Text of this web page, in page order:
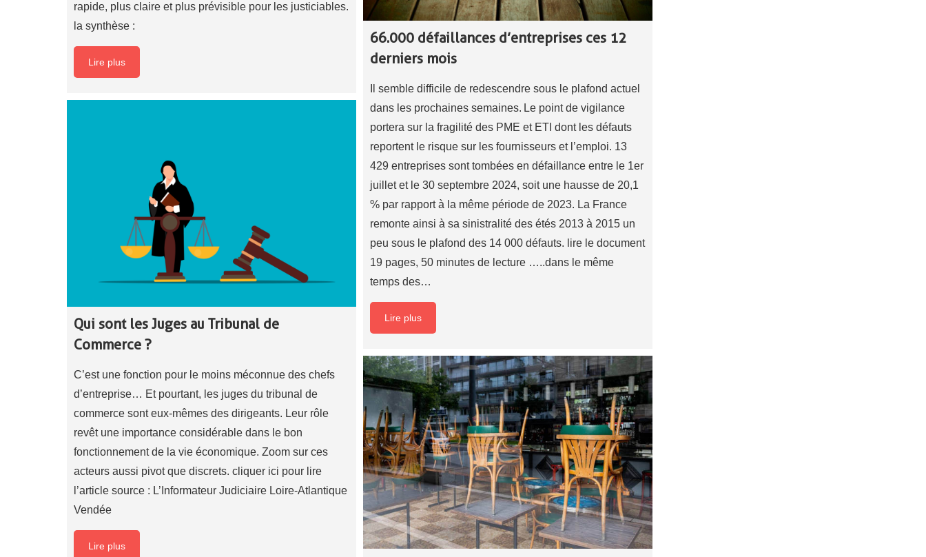
rapide, plus claire et plus prévisible pour les justiciables.
la synthèse :
Lire plus
66.000 défaillances d’entreprises ces 12
derniers mois
Il semble difficile de redescendre sous le plafond actuel
dans les prochaines semaines. Le point de vigilance
portera sur la fragilité des PME et ETI dont les défauts
reportent le risque sur les fournisseurs et l’emploi. 13
429 entreprises sont tombées en défaillance entre le 1er
juillet et le 30 septembre 2024, soit une hausse de 20,1
% par rapport à la même période de 2023. La France
remonte ainsi à sa sinistralité des étés 2013 à 2015 un
peu sous le plafond des 14 000 défauts. lire le document
19 pages, 50 minutes de lecture …..dans le même
temps des…
Lire plus
Qui sont les Juges au Tribunal de
Commerce ?
C’est une fonction pour le moins méconnue des chefs
d’entreprise… Et pourtant, les juges du tribunal de
commerce sont eux-mêmes des dirigeants. Leur rôle
revêt une importance considérable dans le bon
fonctionnement de la vie économique. Zoom sur ces
acteurs aussi pivot que discrets. cliquer ici pour lire
l’article source : L’Informateur Judiciaire Loire-Atlantique
Vendée
Lire plus